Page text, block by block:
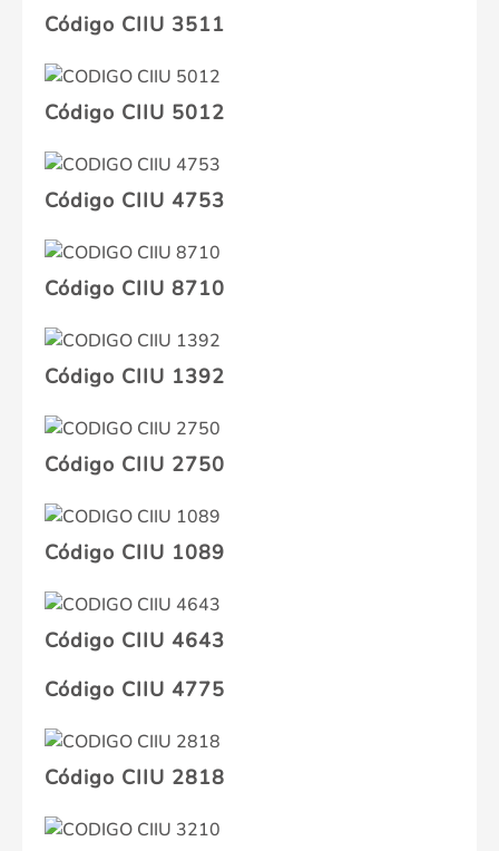
Código CIIU 3511
Código CIIU 5012
Código CIIU 4753
Código CIIU 8710
Código CIIU 1392
Código CIIU 2750
Código CIIU 1089
Código CIIU 4643
Código CIIU 4775
Código CIIU 2818